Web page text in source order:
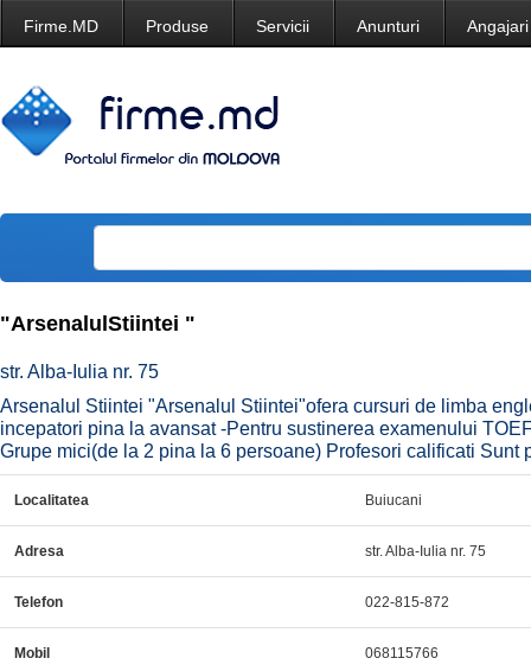
Firme.MD Produse Servicii Anunturi Angajari
"ArsenalulStiintei "
str. Alba-Iulia nr. 75
Arsenalul Stiintei "Arsenalul Stiintei"ofera cursuri de limba
incepatori pina la avansat -Pentru sustinerea examenului
Grupe mici(de la 2 pina la 6 persoane) Profesori calificati Sunt
Localitatea Buiucani
Adresa str. Alba-Iulia nr. 75
Telefon 022-815-872
Mobil 068115766